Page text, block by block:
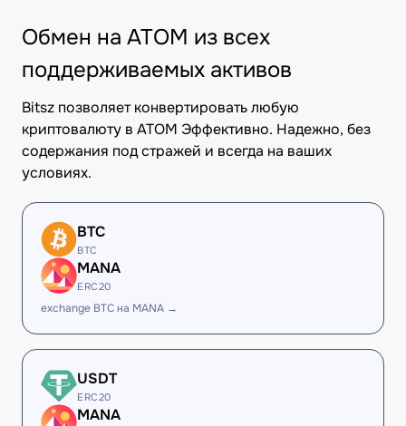
Обмен на ATOM из всех
поддерживаемых активов
Bitsz позволяет конвертировать любую
криптовалюту в ATOM Эффективно. Надежно, без
содержания под стражей и всегда на ваших
условиях.
BTC
BTC
MANA
ERC20
exchange BTC на MANA →
USDT
ERC20
MANA